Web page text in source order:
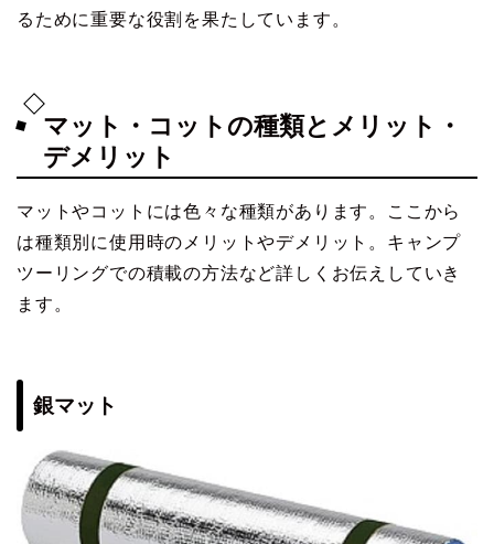
るために重要な役割を果たしています。
マット・コットの種類とメリット・
デメリット
マットやコットには色々な種類があります。ここから
は種類別に使用時のメリットやデメリット。キャンプ
ツーリングでの積載の方法など詳しくお伝えしていき
ます。
銀マット